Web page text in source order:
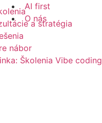
a stratégia
nábor
Školenia Vibe coding
AI first
O nás